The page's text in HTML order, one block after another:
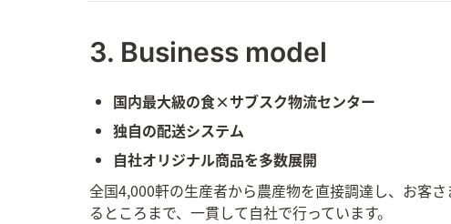
3. Business model
国内最大級の食×サブスク物流センター
独自の配送システム
自社オリジナル商品を多数展開
全国4,000軒の生産者から農産物を直接調達し、お客
るところまで、一貫して自社で行っています。